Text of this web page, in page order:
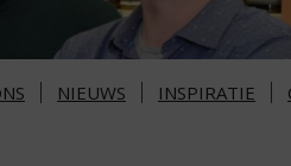
NIEUWS INSPIRATIE